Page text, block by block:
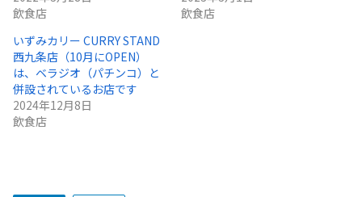
飲食店
飲食店
いずみカリー CURRY STAND
西九条店（10月にOPEN）
は、ベラジオ（パチンコ）と
併設されているお店です
2024年12月8日
飲食店